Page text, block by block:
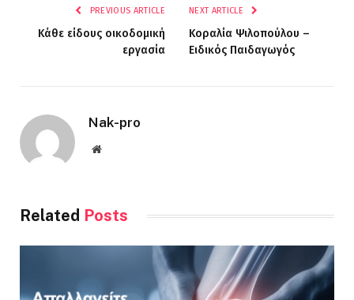
PREVIOUS ARTICLE
Κάθε είδους οικοδομική
εργασία
NEXT ARTICLE
Κοραλία Ψιλοπούλου –
Ειδικός Παιδαγωγός
Nak-pro
Website
Related Posts